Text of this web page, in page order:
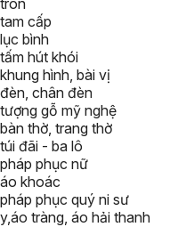
tròn
tam cấp
lục bình
tấm hút khói
khung hình, bài vị
đèn, chân đèn
tượng gỗ mỹ nghệ
bàn thờ, trang thờ
túi đãi - ba lô
pháp phục nữ
áo khoác
pháp phục quý ni sư
y,áo tràng, áo hải thanh